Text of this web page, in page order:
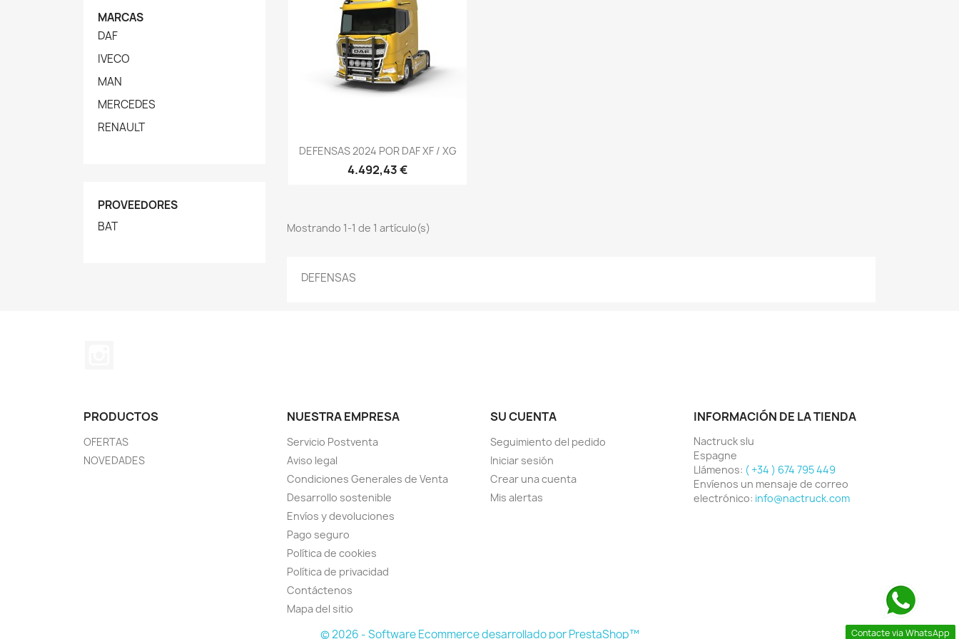
MARCAS
DAF
IVECO
MAN
MERCEDES
RENAULT
PROVEEDORES
BAT
Vista rápida
DEFENSAS 2024 POR DAF XF / XG
4.492,43 €
Mostrando 1-1 de 1 artículo(s)
DEFENSAS
PRODUCTOS
OFERTAS
NOVEDADES
NUESTRA EMPRESA
Servicio Postventa
Aviso legal
Condiciones Generales de Venta
Desarrollo sostenible
Envíos y devoluciones
Pago seguro
Política de cookies
Política de privacidad
Contáctenos
Mapa del sitio
SU CUENTA
Seguimiento del pedido
Iniciar sesión
Crear una cuenta
Mis alertas
INFORMACIÓN DE LA TIENDA
Nactruck slu
Espagne
Llámenos: ( +34 ) 674 795 449
Envíenos un mensaje de correo
electrónico: info@nactruck.com
Contacte via WhatsApp
© 2026 - Software Ecommerce desarrollado por PrestaShop™